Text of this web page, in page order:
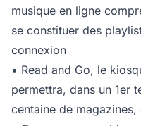
musique en ligne
se constituer des
connexion
• Read and Go, le
permettra, dans un 1er
centaine de